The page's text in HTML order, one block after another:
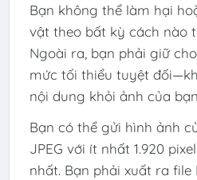
Bạn không thể làm hại
vật theo bất kỳ cách nào
Ngoài ra, bạn phải giữ
mức tối thiểu tuyệt
nội dung khỏi ảnh của
Bạn có thể gửi hình ảnh
JPEG với ít nhất 1.920
nhất. Bạn phải xuất ra file